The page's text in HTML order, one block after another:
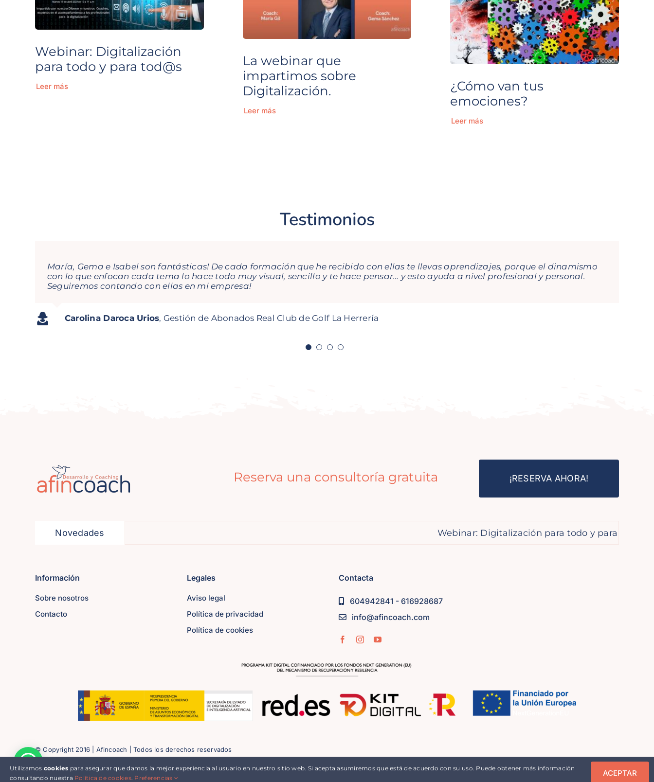
Webinar: Digitalización
para todo y para tod@s
Leer más
La webinar que
impartimos sobre
Digitalización.
Leer más
¿Cómo van tus
emociones?
Leer más
Testimonios
María, Gema e Isabel son fantásticas! De cada formación que he recibido con ellas te llevas aprendizajes, porque el dinamismo
con lo que enfocan cada tema lo hace todo muy visual, sencillo y te hace pensar… y esto ayuda a nivel profesional y personal.
Seguiremos contando con ellas en mi empresa!
Carolina Daroca Urios, Gestión de Abonados Real Club de Golf La Herrería
Reserva una consultoría gratuita ¡RESERVA AHORA!
Novedades Webinar: Digitalización para todo y para tod@s
Información
Sobre nosotros
Contacto
Legales
Aviso legal
Política de privacidad
Política de cookies
Contacta
604942841 - 616928687
info@afincoach.com
© Copyright 2016 | Afincoach | Todos los derechos reservados
Utilizamos cookies para asegurar que damos la mejor experiencia al usuario en nuestro sitio web. Si acepta asumiremos que está de acuerdo con su uso. Puede obtener más información
consultando nuestra Política de cookies. Preferencias
ACEPTAR